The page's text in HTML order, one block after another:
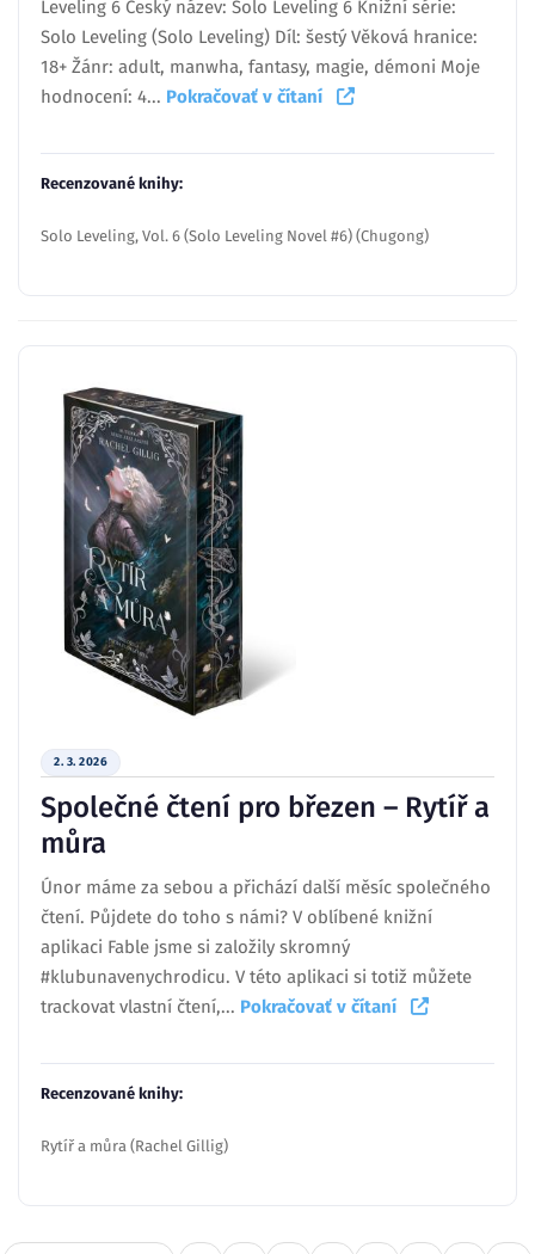
Leveling 6 Český název: Solo Leveling 6 Knižní série:
Solo Leveling (Solo Leveling) Díl: šestý Věková hranice:
18+ Žánr: adult, manwha, fantasy, magie, démoni Moje
hodnocení: 4... Pokračovať v čítaní
Recenzované knihy:
Solo Leveling, Vol. 6 (Solo Leveling Novel #6) (Chugong)
2. 3. 2026
Společné čtení pro březen – Rytíř a
můra
Únor máme za sebou a přichází další měsíc společného
čtení. Půjdete do toho s námi? V oblíbené knižní
aplikaci Fable jsme si založily skromný
#klubunavenychrodicu. V této aplikaci si totiž můžete
trackovat vlastní čtení,... Pokračovať v čítaní
Recenzované knihy:
Rytíř a můra (Rachel Gillig)